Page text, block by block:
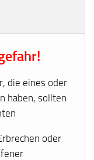
die eines oder
haben, sollten
oder